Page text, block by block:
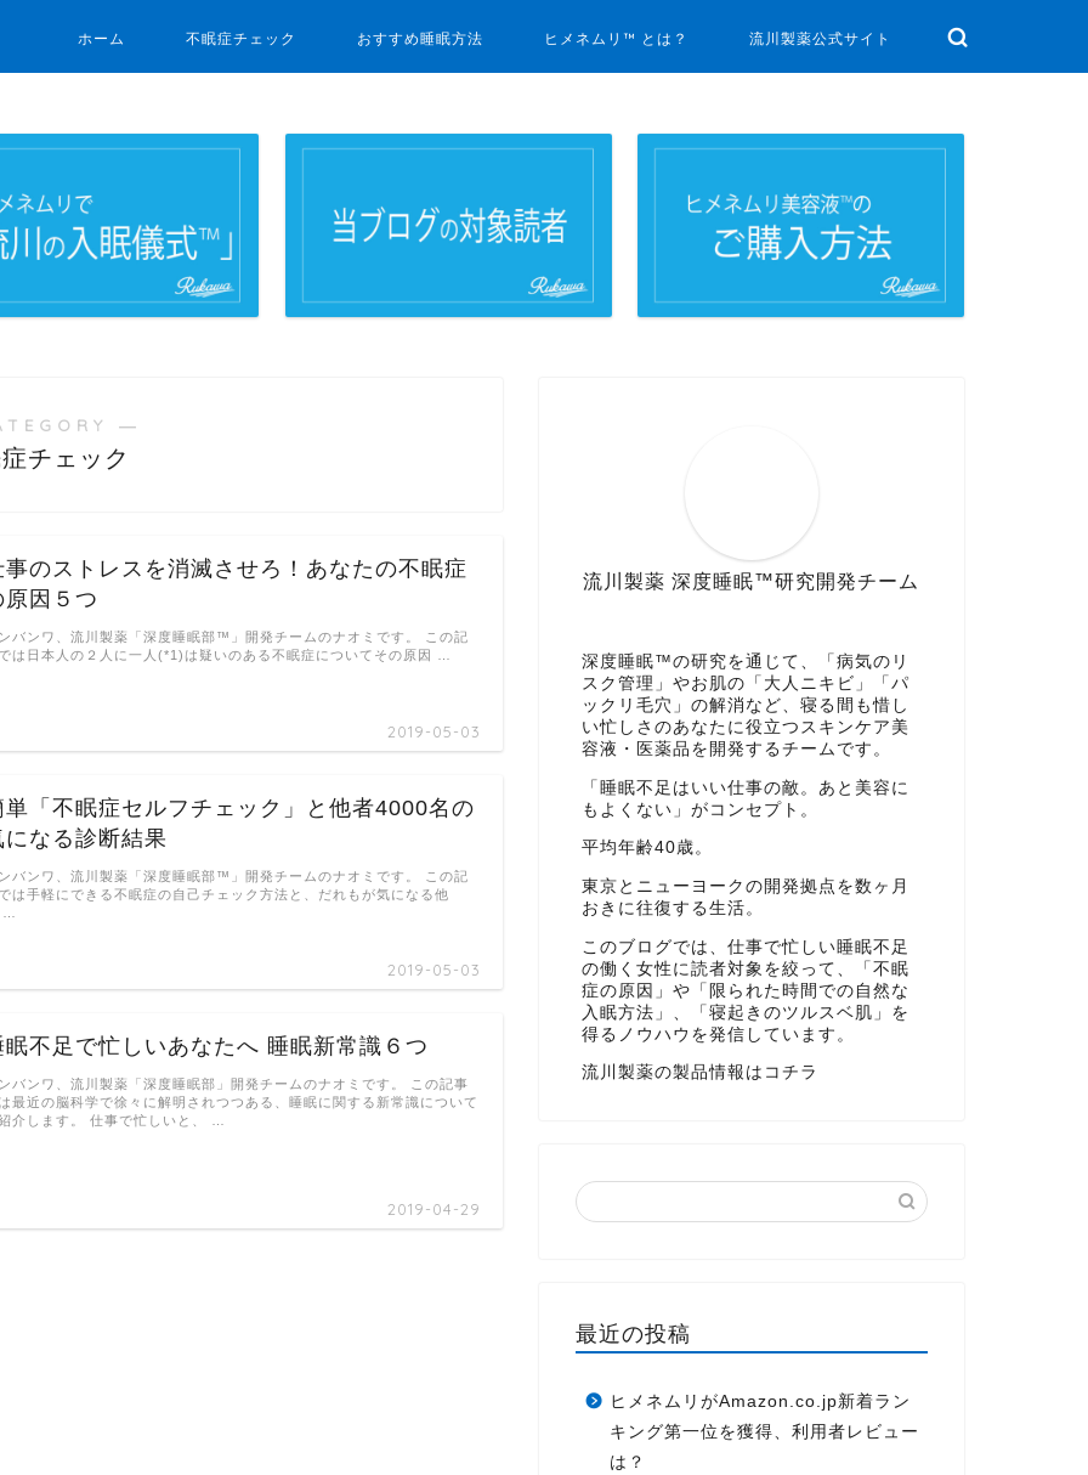
ホーム 不眠症チェック おすすめ睡眠方法 ヒメネムリ™ とは？ 流川製薬公式サイト
―
チェック
事のストレスを消滅させろ！あなたの不眠症
原因５つ
2019-05-03
バンワ、流川製薬「深度睡眠部™」開発チームのナオミです。 この記
は日本人の２人に一人(*1)は疑いのある不眠症についてその原因 …
単「不眠症セルフチェック」と他者4000名の
になる診断結果
2019-05-03
バンワ、流川製薬「深度睡眠部™」開発チームのナオミです。 この記
は手軽にできる不眠症の自己チェック方法と、だれもが気になる他
眠不足で忙しいあなたへ 睡眠新常識６つ
2019-04-29
バンワ、流川製薬「深度睡眠部」開発チームのナオミです。 この記事
最近の脳科学で徐々に解明されつつある、睡眠に関する新常識について
介します。 仕事で忙しいと、 …
流川製薬 深度睡眠™研究開発チーム
深度睡眠™の研究を通じて、「病気のリ
スク管理」やお肌の「大人ニキビ」「パ
ックリ毛穴」の解消など、寝る間も惜し
い忙しさのあなたに役立つスキンケア美
容液・医薬品を開発するチームです。
「睡眠不足はいい仕事の敵。あと美容に
もよくない」がコンセプト。
平均年齢40歳。
東京とニューヨークの開発拠点を数ヶ月
おきに往復する生活。
このブログでは、仕事で忙しい睡眠不足
の働く女性に読者対象を絞って、「不眠
症の原因」や「限られた時間での自然な
入眠方法」、「寝起きのツルスベ肌」を
得るノウハウを発信しています。
流川製薬の製品情報はコチラ
最近の投稿
ヒメネムリがAmazon.co.jp新着ラン
キング第一位を獲得、利用者レビュー
は？